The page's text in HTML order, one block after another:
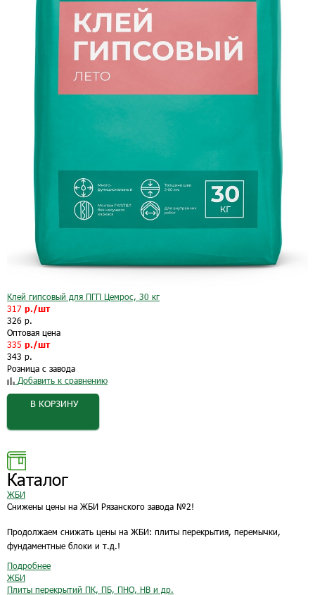
Клей гипсовый для ПГП Цемрос, 30 кг
317 р./шт
326 р.
Оптовая цена
335 р./шт
343 р.
Розница с завода
Добавить к сравнению
В КОРЗИНУ
Каталог
ЖБИ
Снижены цены на ЖБИ Рязанского завода №2!
Продолжаем снижать цены на ЖБИ: плиты перекрытия, перемычки,
фундаментные блоки и т.д.!
Подробнее
ЖБИ
Плиты перекрытий ПК, ПБ, ПНО, НВ и др.